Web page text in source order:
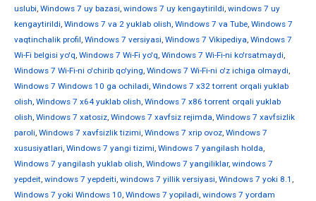
uslubi, Windows 7 uy bazasi, windows 7 uy kengaytirildi, windows 7 uy
kengaytirildi, Windows 7 va 2 yuklab olish, Windows 7 va Tube, Windows 7
vaqtinchalik profil, Windows 7 versiyasi, Windows 7 Vikipediya, Windows 7
Wi-Fi belgisi yo'q, Windows 7 Wi-Fi yo'q, Windows 7 Wi-Fi-ni ko'rsatmaydi,
Windows 7 Wi-Fi-ni o'chirib qo'ying, Windows 7 Wi-Fi-ni o'z ichiga olmaydi,
Windows 7 Windows 10 ga ochiladi, Windows 7 x32 torrent orqali yuklab
olish, Windows 7 x64 yuklab olish, Windows 7 x86 torrent orqali yuklab
olish, Windows 7 xatosiz, Windows 7 xavfsiz rejimda, Windows 7 xavfsizlik
paroli, Windows 7 xavfsizlik tizimi, Windows 7 xrip ovoz, Windows 7
xususiyatlari, Windows 7 yangi tizimi, Windows 7 yangilash holda,
Windows 7 yangilash yuklab olish, Windows 7 yangiliklar, windows 7
yepdeit, windows 7 yepdeiti, windows 7 yillik versiyasi, Windows 7 yoki 8.1 ,
Windows 7 yoki Windows 10, Windows 7 yopiladi, windows 7 yordam